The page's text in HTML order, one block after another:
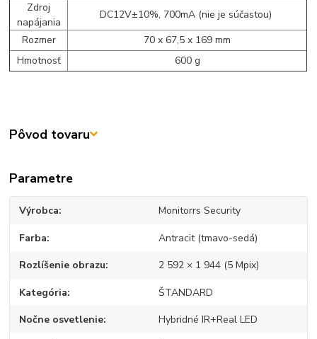
Zdroj
napájania
DC12V±10%, 700mA (nie je súčastou)
Rozmer
70 x 67,5 x 169 mm
Hmotnosť
600 g
Pôvod tovaru
Parametre
Výrobca Monitorrs Security
Farba Antracit (tmavo-sedá)
Rozlíšenie obrazu 2 592 × 1 944 (5 Mpix)
Kategória ŠTANDARD
Nočne osvetlenie Hybridné IR+Real LED